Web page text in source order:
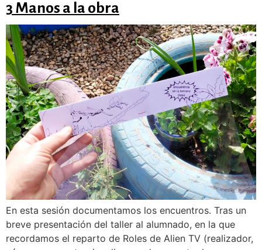
3 Manos a la obra
En esta sesión documentamos los encuentros. Tras un
breve presentación del taller al alumnado, en la que
recordamos el reparto de Roles de Alien TV (realizador,